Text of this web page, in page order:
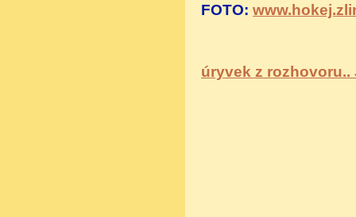
FOTO:
úryvek z